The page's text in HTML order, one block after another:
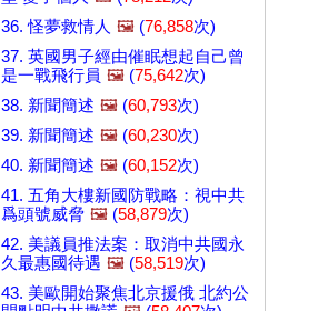
36. 怪夢救情人 🖼️ (76,858次)
37. 英國男子經由催眠想起自己曾
是一戰飛行員 🖼️ (75,642次)
38. 新聞簡述 🖼️ (60,793次)
39. 新聞簡述 🖼️ (60,230次)
40. 新聞簡述 🖼️ (60,152次)
41. 五角大樓新國防戰略：視中共
爲頭號威脅 🖼️ (58,879次)
42. 美議員推法案：取消中共國永
久最惠國待遇 🖼️ (58,519次)
43. 美歐開始聚焦北京援俄 北約公